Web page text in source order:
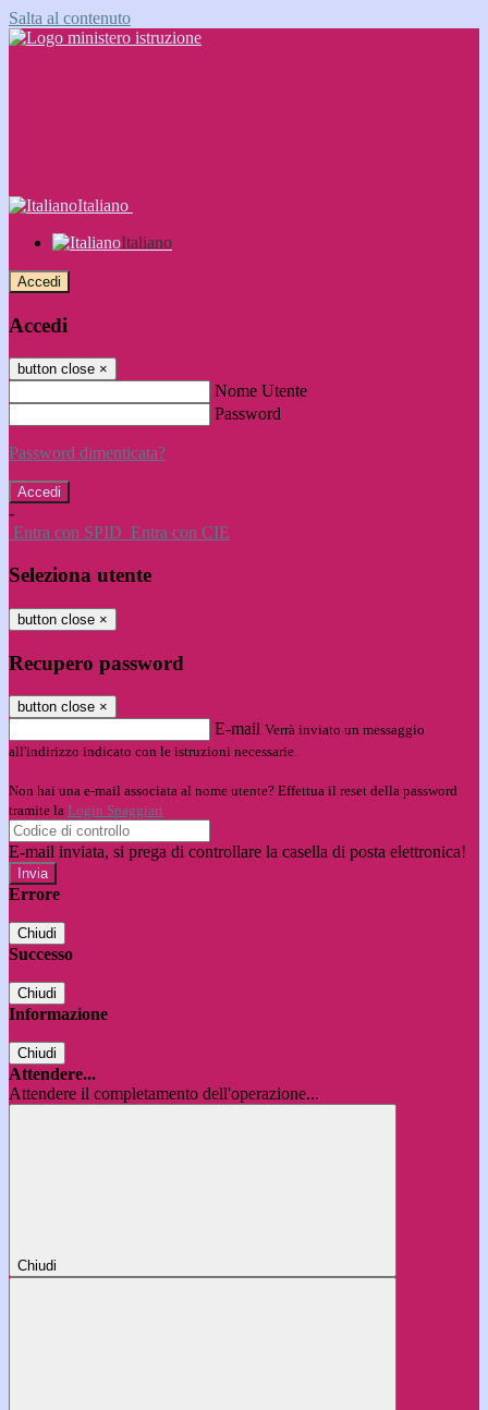
Salta al contenuto
Italiano
Italiano
Accedi
Accedi
button close ×
Nome Utente
Password
Password dimenticata?
-
Entra con SPID Entra con CIE
Seleziona utente
button close ×
Recupero password
button close ×
E-mail Verrà inviato un messaggio
all'indirizzo indicato con le istruzioni necessarie.
Non hai una e-mail associata al nome utente? Effettua il reset della password
tramite la Login Spaggiari
E-mail inviata, si prega di controllare la casella di posta elettronica!
Errore
Chiudi
Successo
Chiudi
Informazione
Chiudi
Attendere...
Attendere il completamento dell'operazione...
Chiudi